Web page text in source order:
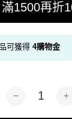
1500再折
可獲得 4購物金
Diane-芭蕾貓